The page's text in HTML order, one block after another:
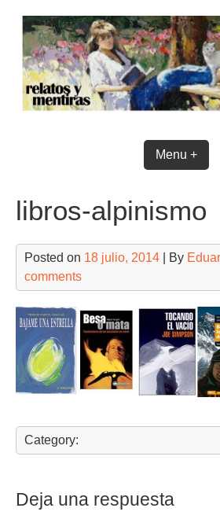
content
Menu +
libros-alpinismo
Posted on 18 julio, 2014 | By
comments
Category:
Deja una respuesta